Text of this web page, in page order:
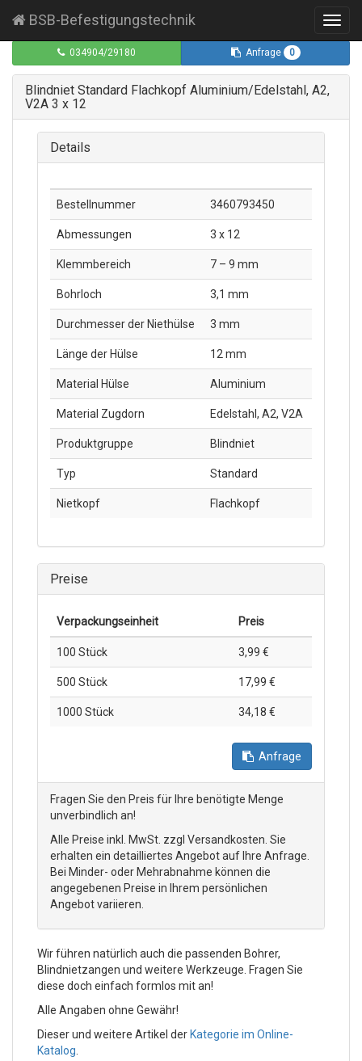
BSB-Befestigungstechnik
Blindniet Standard Flachkopf Aluminium/Edelstahl, A2,
V2A 3 x 12
Details
Bestellnummer 3460793450
Abmessungen 3 x 12
Klemmbereich 7 – 9 mm
Bohrloch 3,1 mm
Durchmesser der Niethülse 3 mm
Länge der Hülse 12 mm
Material Hülse Aluminium
Material Zugdorn Edelstahl, A2, V2A
Produktgruppe Blindniet
Typ Standard
Nietkopf Flachkopf
Preise
Verpackungs­einheit Preis
100 Stück 3,99 €
500 Stück 17,99 €
1000 Stück 34,18 €
Anfrage
Fragen Sie den Preis für Ihre benötigte Menge
unverbindlich an!
Alle Preise inkl. MwSt. zzgl Versandkosten. Sie
erhalten ein detailliertes Angebot auf Ihre Anfrage.
Bei Minder- oder Mehrabnahme können die
angegebenen Preise in Ihrem persönlichen
Angebot variieren.
Wir führen natürlich auch die passenden Bohrer,
Blindnietzangen und weitere Werkzeuge. Fragen Sie
diese doch einfach formlos mit an!
Alle Angaben ohne Gewähr!
Dieser und weitere Artikel der Kategorie im Online-
Katalog
034904/29180 Anfrage 0